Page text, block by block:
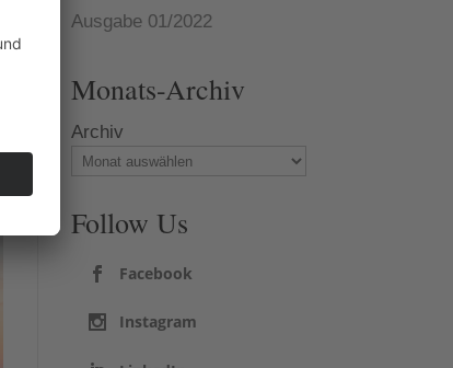
Ausgabe 01/2022
Monats-Archiv
Archiv
Follow Us
Facebook
Instagram